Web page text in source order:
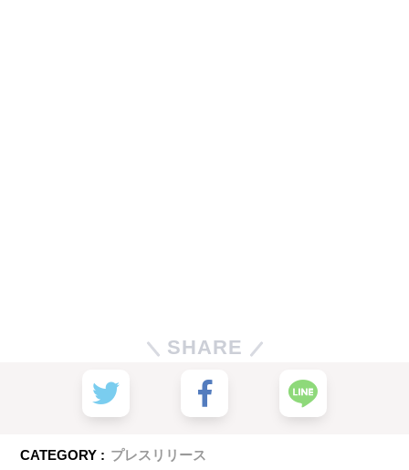
SHARE
CATEGORY : プレスリリース